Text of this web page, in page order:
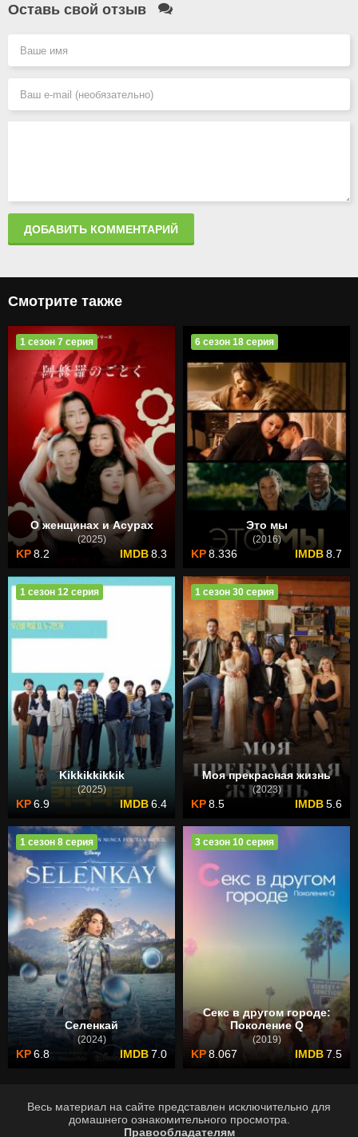
Оставь свой отзыв
ДОБАВИТЬ КОММЕНТАРИЙ
Смотрите также
О женщинах и Асурах
(2025)
8.2 8.3
1 сезон 7 серия
Это мы
(2016)
8.336 8.7
6 сезон 18 серия
Kikkikkikkik
(2025)
6.9 6.4
1 сезон 12 серия
Моя прекрасная жизнь
(2023)
8.5 5.6
1 сезон 30 серия
Селенкай
(2024)
6.8 7.0
1 сезон 8 серия
Секс в другом городе:
Поколение Q
(2019)
8.067 7.5
3 сезон 10 серия
Весь материал на сайте представлен исключительно для
домашнего ознакомительного просмотра.
Правообладателям